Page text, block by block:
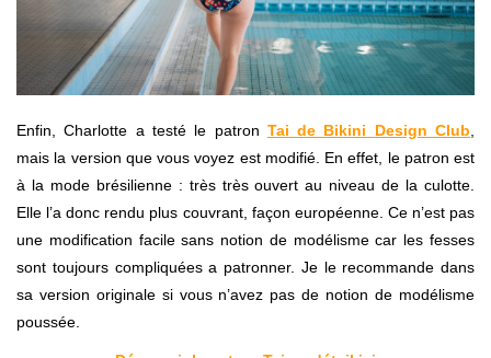
Enfin, Charlotte a testé le patron Tai de Bikini Design Club,
mais la version que vous voyez est modifié. En effet, le patron est
à la mode brésilienne : très très ouvert au niveau de la culotte.
Elle l’a donc rendu plus couvrant, façon européenne. Ce n’est pas
une modification facile sans notion de modélisme car les fesses
sont toujours compliquées a patronner. Je le recommande dans
sa version originale si vous n’avez pas de notion de modélisme
poussée.